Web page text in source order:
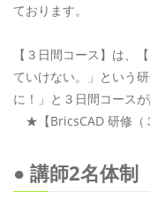
ております。
【３日間コース】は、
ていけない。」という
に！」と３日間コースが
★【BricsCAD 研修（
● 講師2名体制